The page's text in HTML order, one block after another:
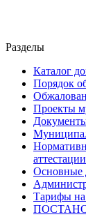
Разделы
Каталог
Порядок
Проекты
аттестации
Основные
Тарифы